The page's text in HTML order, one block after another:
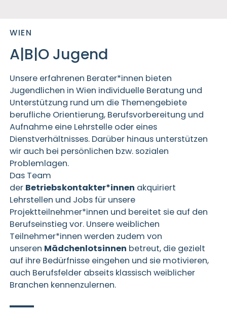
WIEN
A|B|O Jugend
Unsere erfahrenen Berater*innen bieten
Jugendlichen in Wien individuelle Beratung und
Unterstützung rund um die Themengebiete
berufliche Orientierung, Berufsvorbereitung und
Aufnahme eine Lehrstelle oder eines
Dienstverhältnisses. Darüber hinaus unterstützen
wir auch bei persönlichen bzw. sozialen
Problemlagen.
Das Team
der Betriebskontakter*innen akquiriert
Lehrstellen und Jobs für unsere
Projektteilnehmer*innen und bereitet sie auf den
Berufseinstieg vor. Unsere weiblichen
Teilnehmer*innen werden zudem von
unseren Mädchenlotsinnen betreut, die gezielt
auf ihre Bedürfnisse eingehen und sie motivieren,
auch Berufsfelder abseits klassisch weiblicher
Branchen kennenzulernen.